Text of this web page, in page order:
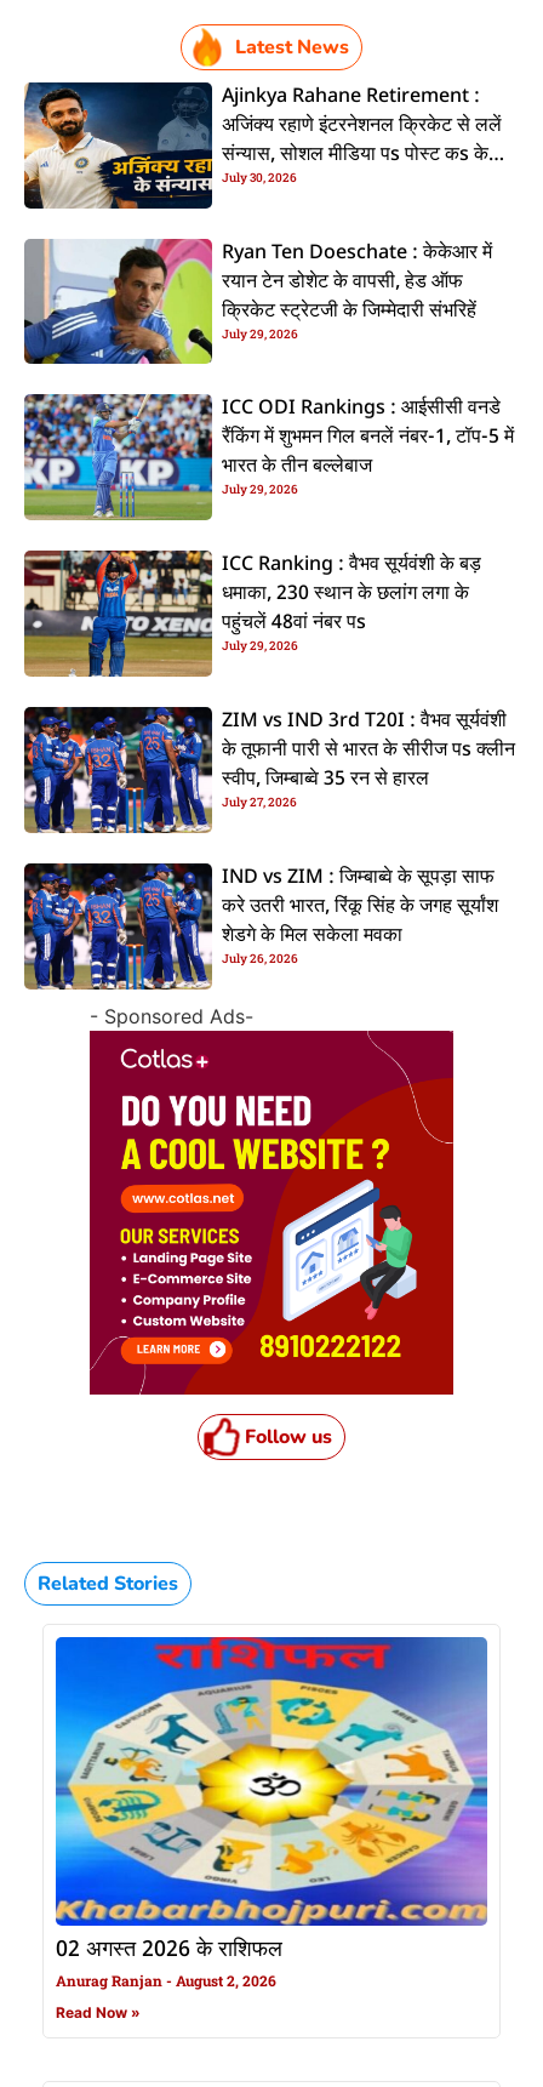
Latest News
Ajinkya Rahane Retirement :
अजिंक्य रहाणे इंटरनेशनल क्रिकेट से ललें
संन्यास, सोशल मीडिया पs पोस्ट कs के
कइलें एलान
July 30, 2026
Ryan Ten Doeschate : केकेआर में
रयान टेन डोशेट के वापसी, हेड ऑफ
क्रिकेट स्ट्रेटजी के जिम्मेदारी संभरिहें
July 29, 2026
ICC ODI Rankings : आईसीसी वनडे
रैंकिंग में शुभमन गिल बनलें नंबर-1, टॉप-5 में
भारत के तीन बल्लेबाज
July 29, 2026
ICC Ranking : वैभव सूर्यवंशी के बड़
धमाका, 230 स्थान के छलांग लगा के
पहुंचलें 48वां नंबर पs
July 29, 2026
ZIM vs IND 3rd T20I : वैभव सूर्यवंशी
के तूफानी पारी से भारत के सीरीज पs क्लीन
स्वीप, जिम्बाब्वे 35 रन से हारल
July 27, 2026
IND vs ZIM : जिम्बाब्वे के सूपड़ा साफ
करे उतरी भारत, रिंकू सिंह के जगह सूर्यांश
शेडगे के मिल सकेला मवका
July 26, 2026
- Sponsored Ads-
Follow us
Related Stories
02 अगस्त 2026 के राशिफल
Anurag Ranjan August 2, 2026
Read Now »